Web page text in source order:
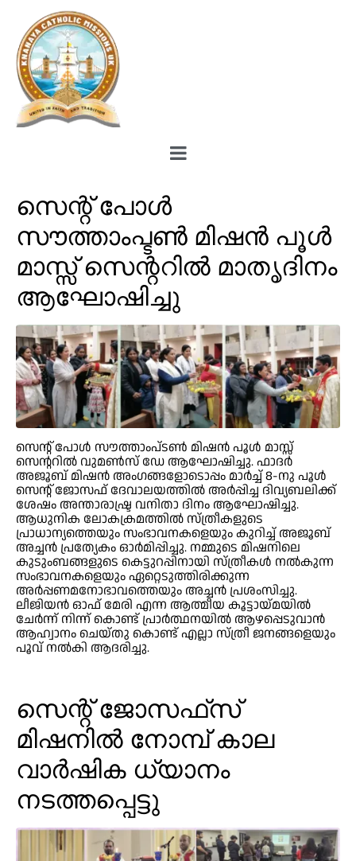
സെന്റ് പോൾ
സൗത്താംപ്ടൺ മിഷൻ പൂൾ
മാസ്സ് സെന്ററിൽ മാതൃദിനം
ആഘോഷിച്ചു
സെന്റ് പോൾ സൗത്താംപ്ടൺ മിഷൻ പൂൾ മാസ്സ്
സെന്ററിൽ വുമൺസ് ഡേ ആഘോഷിച്ചു. ഫാദർ
അജൂബ് മിഷൻ അംഗങ്ങളോടൊപ്പം മാർച്ച് 8-നു പൂൾ
സെന്റ് ജോസഫ് ദേവാലയത്തിൽ അർപ്പിച്ച ദിവ്യബലിക്ക്
ശേഷം അന്താരാഷ്ട്ര വനിതാ ദിനം ആഘോഷിച്ചു.
ആധുനിക ലോകക്രമത്തിൽ സ്ത്രീകളുടെ
പ്രാധാന്യത്തെയും സംഭാവനകളെയും കുറിച്ച് അജൂബ്
അച്ചൻ പ്രത്യേകം ഓർമിപ്പിച്ചു. നമ്മുടെ മിഷനിലെ
കുടുംബങ്ങളുടെ കെട്ടുറപ്പിനായി സ്ത്രീകൾ നൽകുന്ന
സംഭാവനകളെയും ഏറ്റെടുത്തിരിക്കുന്ന
അർപ്പണമനോഭാവത്തെയും അച്ചൻ പ്രശംസിച്ചു.
ലീജിയൻ ഓഫ് മേരി എന്ന ആത്മീയ കൂട്ടായ്മയിൽ
ചേർന്ന് നിന്ന് കൊണ്ട് പ്രാർത്ഥനയിൽ ആഴപ്പെടുവാൻ
ആഹ്വാനം ചെയ്തു കൊണ്ട് എല്ലാ സ്ത്രീ ജനങ്ങളെയും
പൂവ് നൽകി ആദരിച്ചു.
സെന്റ് ജോസഫ്‌സ്
മിഷനില്‍ നോമ്പ് കാല
വാര്‍ഷിക ധ്യാനം
നടത്തപ്പെട്ടു